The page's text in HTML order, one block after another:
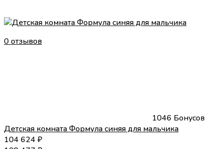
0 отзывов
1046 Бонусов
Детская комната Формула cиняя для мальчика
104 624 ₽